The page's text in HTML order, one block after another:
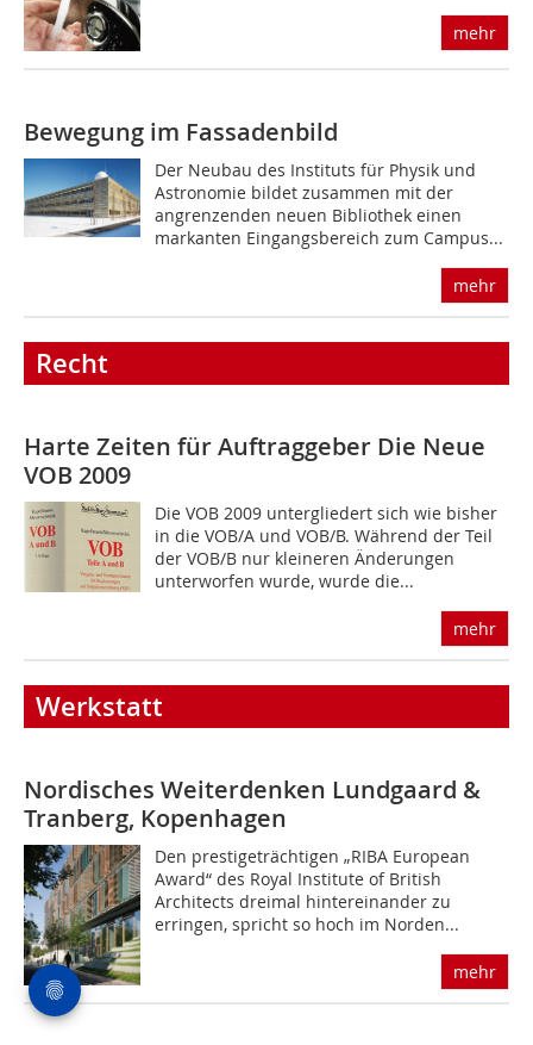
mehr
Bewegung im Fassadenbild
Der Neubau des Instituts für Physik und
Astronomie bildet zusammen mit der
angrenzenden neuen Bibliothek einen
markanten Eingangsbereich zum Campus...
mehr
Recht
Harte Zeiten für Auftraggeber Die Neue
VOB 2009
Die VOB 2009 untergliedert sich wie bisher
in die VOB/A und VOB/B. Während der Teil
der VOB/B nur kleineren Änderungen
unterworfen wurde, wurde die...
mehr
Werkstatt
Nordisches Weiterdenken Lundgaard &
Tranberg, Kopenhagen
Den prestigeträchtigen „RIBA European
Award“ des Royal Institute of British
Architects dreimal hintereinander zu
erringen, spricht so hoch im Norden...
mehr